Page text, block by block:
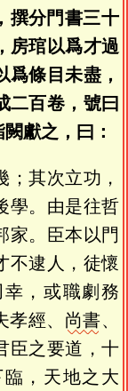
撰分門書三十
房琯以爲才過
條目未盡，
二百卷，號曰
獻之，曰：
其次立功，
學。由是往哲
家。臣本以門
不逮人，徒懷
，或職劇務
經、 尚書、
臣之要道，十
，天地之大